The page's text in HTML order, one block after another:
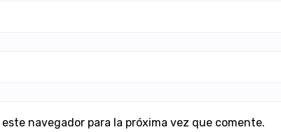
navegador para la próxima vez que comente.